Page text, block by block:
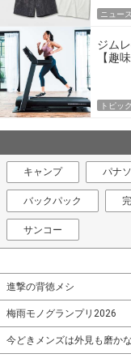
ニュース
ジム
【趣
トピッ
キャンプ パナ
バックパック
サンコー
進撃の背徳メシ
梅雨モノグランプリ2026
今どきメンズは外見も磨か